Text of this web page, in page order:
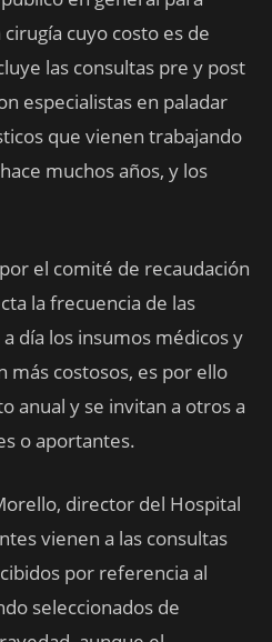
cuyo costo es de
las consultas pre y post
especialistas en paladar
que vienen trabajando
muchos años, y los
el comité de recaudación
la frecuencia de las
día los insumos médicos y
más costosos, es por ello
anual y se invitan a otros a
o aportantes.
director del Hospital
vienen a las consultas
por referencia al
seleccionados de